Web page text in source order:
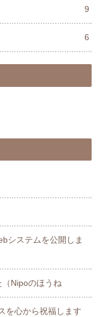
9
6
システムを公開しま
Nipoのほうね
を心から祝福します